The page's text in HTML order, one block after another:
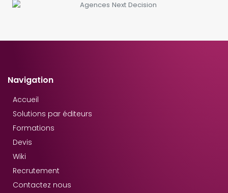
Navigation
Accueil
Solutions par éditeurs
Formations
Devis
Wiki
Recrutement
Contactez nous